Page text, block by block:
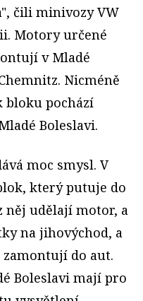
čili minivozy VW
Motory určené
v Mladé
Nicméně
pochází
Boleslavi.
moc smysl. V
který putuje do
něj udělají motor, a
na jihovýchod, a
zamontují do aut.
Boleslavi mají pro